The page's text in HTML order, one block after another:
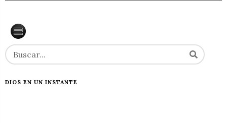
DIOS EN UN INSTANTE